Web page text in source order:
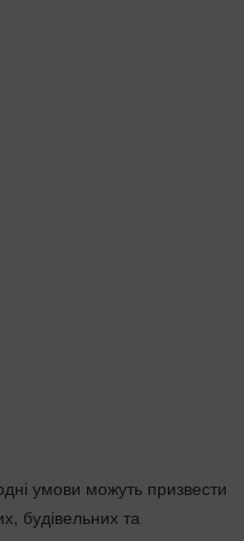
умови можуть призвести
будівельних та